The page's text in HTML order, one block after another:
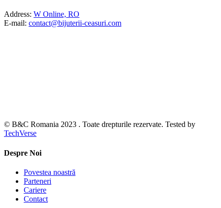
Address: W Online, RO
E-mail: contact@bijuterii-ceasuri.com
© B&C Romania 2023 . Toate drepturile rezervate. Tested by
TechVerse
Despre Noi
Povestea noastră
Parteneri
Cariere
Contact